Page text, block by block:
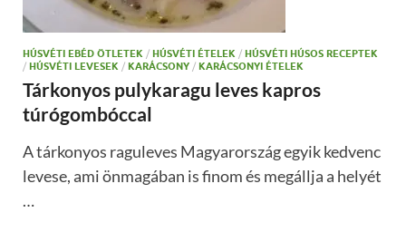
HÚSVÉTI EBÉD ÖTLETEK / HÚSVÉTI ÉTELEK / HÚSVÉTI HÚSOS RECEPTEK
/ HÚSVÉTI LEVESEK / KARÁCSONY / KARÁCSONYI ÉTELEK
Tárkonyos pulykaragu leves kapros
túrógombóccal
A tárkonyos raguleves Magyarország egyik kedvenc
levese, ami önmagában is finom és megállja a helyét
…